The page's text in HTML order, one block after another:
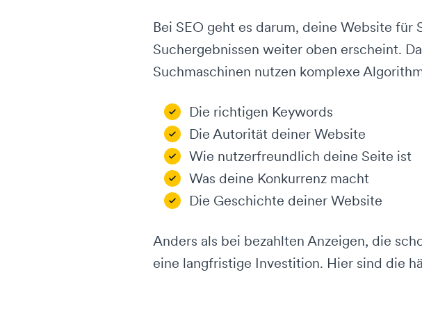
Bei SEO geht es darum, deine Website
Suchergebnissen weiter oben erscheint.
Suchmaschinen nutzen komplexe
Die richtigen Keywords
Die Autorität deiner Website
Wie nutzerfreundlich deine Seite ist
Was deine Konkurrenz macht
Die Geschichte deiner Website
Anders als bei bezahlten Anzeigen, die
eine langfristige Investition. Hier sind die